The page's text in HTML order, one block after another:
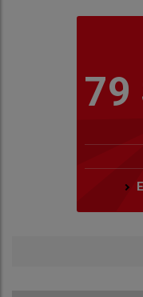
79